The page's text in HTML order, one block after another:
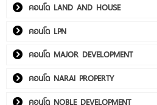
คอนโด LAND AND HOUSE
คอนโด LPN
คอนโด MAJOR DEVELOPMENT
คอนโด NARAI PROPERTY
คอนโด NOBLE DEVELOPMENT